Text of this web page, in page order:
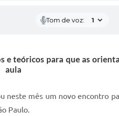
Tom de voz:
teóricos para que as
aula
neste mês um novo encontro
Paulo.